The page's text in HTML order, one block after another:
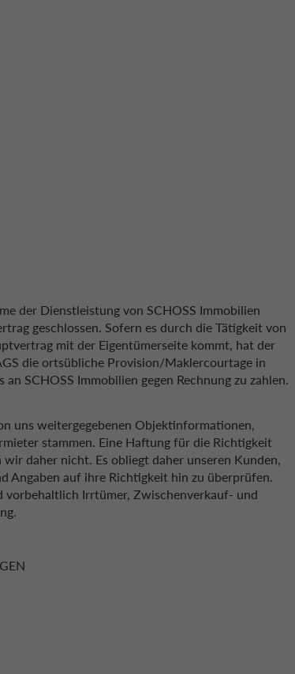
der Dienstleistung von SCHOSS Immobilien
geschlossen. Sofern es durch die Tätigkeit von
mit der Eigentümerseite kommt, hat der
die ortsübliche Provision/Maklercourtage in
SCHOSS Immobilien gegen Rechnung zu zahlen.
uns weitergegebenen Objektinformationen,
stammen. Eine Haftung für die Richtigkeit
daher nicht. Es obliegt daher unseren Kunden,
auf ihre Richtigkeit hin zu überprüfen.
vorbehaltlich Irrtümer, Zwischenverkauf- und